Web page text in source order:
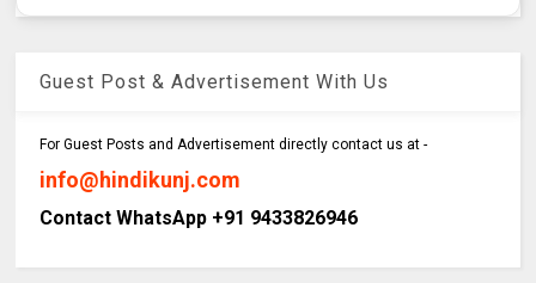
Guest Post & Advertisement With Us
For Guest Posts and Advertisement directly contact us at -
info@hindikunj.com
Contact WhatsApp +91 9433826946